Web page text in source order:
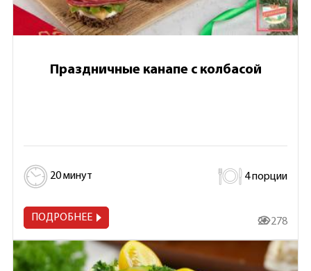
Праздничные канапе с колбасой
20 минут 4 порции
ПОДРОБНЕЕ 26 278